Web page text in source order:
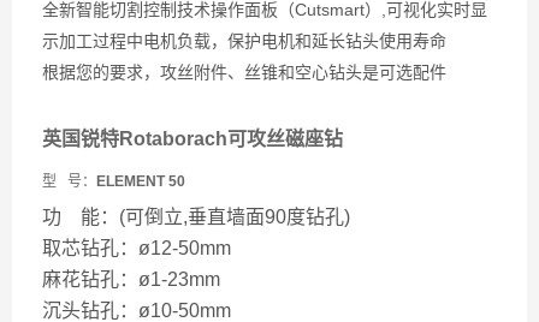
全新智能切割控制技术操作面板（Cutsmart）,可视化实时显
示加工过程中电机负载，保护电机和延长钻头使用寿命
根据您的要求，攻丝附件、丝锥和空心钻头是可选配件
英国锐特Rotaborach可攻丝磁座钻
型 号： ELEMENT 50
功 能： (可倒立,垂直墙面90度钻孔)
取芯钻孔：ø12-50mm
麻花钻孔：ø1-23mm
沉头钻孔：ø10-50mm